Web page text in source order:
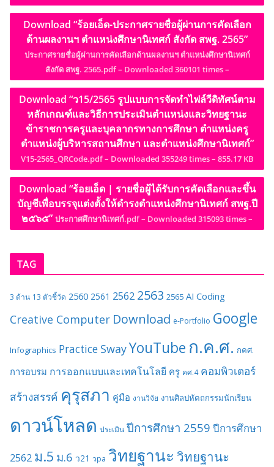
Download “ร้อยเอ็ด-ประกาศรายชื่อผู้ผ่านการคัดเลือก
ด้านผลงานฯ ตำแหน่งศึกษานิเทศก์ สังกัด สพฐ. 2565”
ประกาศรายชื่อผู้ผ่านการคัดเลือกด้านผลงานฯ ตำแหน่งศึกษานิเทศก์
สังกัด สพฐ. 2565.pdf – Downloaded 360101 times –
Download “ว15/2565 รูปแบบการจัดทำไฟล์วีดิทัศน์ตาม
หลักเกณฑ์และวิธีการประเมินตำแหน่งและวิทยฐานะ
ข้าราชการครูและบุคลากรทางการศึกษา ตำแหน่งครู
ตำแหน่งผู้บริหารสถานศึกษา และตำแหน่งศึกษานิเทศก์”
V15-2565_QRCode.pdf – Downloaded 355249 times – 855.17 KB
Download “ร้อยเอ็ด | รายชื่อผู้ได้รับการคัดเลือกและขึ้น
บัญชีเพื่อบรรจุแต่งตั้งให้ดำรงตำแหน่งศึกษานิเทศก์ สพฐ.ปี
๒๕๖๕” ประกาศศึกษานิเทศก์.pdf – Downloaded 315093 times –
TAG
3 ด้าน 13 ตัวชี้วัด 2560 2561 2562 2563 2565 AI Coding
Creative Computer Download e-Portfolio Google
Infographics Practice SwayYouTubeก.ค.ศ. กคศ.
การอบรม การออกแบบและเทคโนโลยี ครู คศ.4 คอมพิวเตอร์
สร้างสรรค์ คุรุสภา คู่มือ งานวิจัย งานศิลปหัตถกรรมนักเรียน
ดาวน์โหลด ประเมิน ปีการศึกษา 2559 ปีการศึกษา
2562 ม.5 ม.6 ว21 วpa วิทยฐานะ วิทยฐานะ